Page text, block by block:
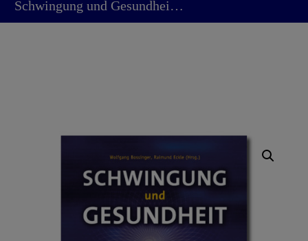
Schwingung und Gesundheit (Das Buch)